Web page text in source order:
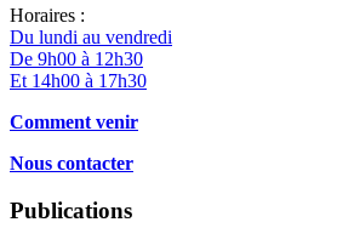
Horaires :
Du lundi au vendredi
De 9h00 à 12h30
Et 14h00 à 17h30
Comment venir
Nous contacter
Publications